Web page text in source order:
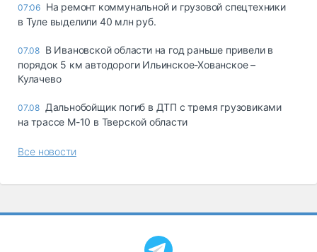
07:06 На ремонт коммунальной и грузовой спецтехники
в Туле выделили 40 млн руб.
07.08 В Ивановской области на год раньше привели в
порядок 5 км автодороги Ильинское-Хованское –
Кулачево
07.08 Дальнобойщик погиб в ДТП с тремя грузовиками
на трассе М-10 в Тверской области
Все новости